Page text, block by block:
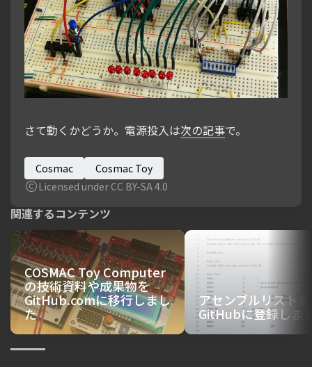
さて動くかどうか。電源投入は次の記事で。
Cosmac
Cosmac Toy
Licensed under CC BY-SA 4.0
関連するコンテンツ
COSMAC Toy Computer
の技術資料や成果物を
GitHub.comに移行しまし
た
アセンブルリストを
GitHubに登録しま